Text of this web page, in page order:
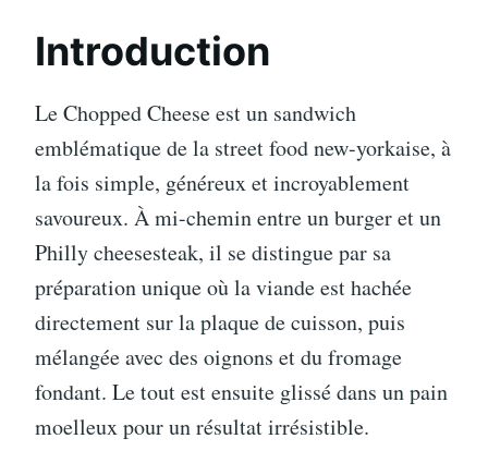
Introduction
Le Chopped Cheese est un sandwich
emblématique de la street food new-yorkaise, à
la fois simple, généreux et incroyablement
savoureux. À mi-chemin entre un burger et un
Philly cheesesteak, il se distingue par sa
préparation unique où la viande est hachée
directement sur la plaque de cuisson, puis
mélangée avec des oignons et du fromage
fondant. Le tout est ensuite glissé dans un pain
moelleux pour un résultat irrésistible.